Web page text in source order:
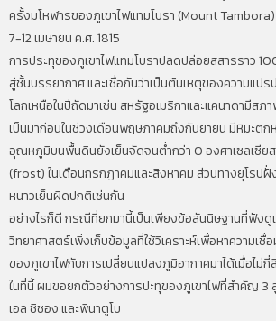
ครั้งมโหฬารของภูเขาไฟแทมโบรา (Mount Tambora)
7-12 เมษายน ค.ศ. 1815
การประทุของภูเขาไฟแทมโบราปลดปล่อยสสารราว
สู่ชั้นบรรยากาศ และเชื่อกันว่าเป็นต้นเหตุของความแป
โลกเหนือในปีถัดมาเช่น สหรัฐอเมริกาและแคนาดามีสภ
เป็นมาก่อนในช่วงเดือนพฤษภาคมถึงกันยายน มีหิมะตก
อุณหภูมิบนพื้นดินยังเย็นจัดจนต่ำกว่า 0 องศาเซลเซีย
(frost) ในเดือนกรกฎาคมและสิงหาคม ส่วนทางยุโรป
หนาวเย็นผิดปกติเช่นกัน
อย่างไรก็ดี กรณีที่ยกมานี้เป็นเพียงข้อสันนิษฐานที่ฟังดูเ
วิทยาศาสตร์เพิ่งเก็บข้อมูลที่ใช้วิเคราะห์เพื่อหาความเชื่
ของภูเขาไฟกับการเปลี่ยนแปลงภูมิอากาศมาได้เมื่อไม่กี่
ในที่นี้ ผมขอยกตัวอย่างการปะทุของภูเขาไฟที่สำคัญ 3
เอล ชิชอง และพินาตูโบ